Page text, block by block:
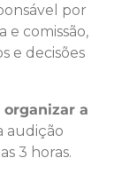
por
e comissão,
e decisões
organizar a
audição
3 horas.